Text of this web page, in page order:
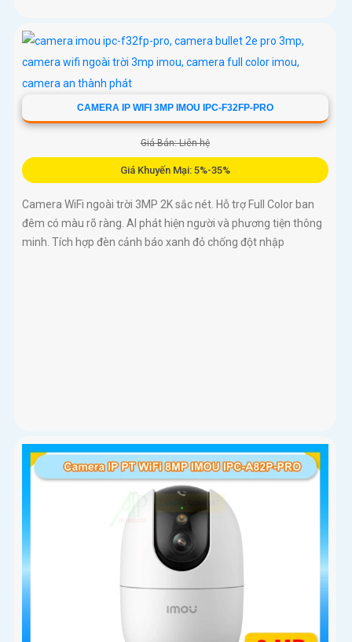
CAMERA IP WIFI 3MP IMOU IPC-F32FP-PRO
Giá Bán: Liên hệ
Giá Khuyến Mại: 5%-35%
Camera WiFi ngoài trời 3MP 2K sắc nét. Hỗ trợ Full Color ban
đêm có màu rõ ràng. AI phát hiện người và phương tiện thông
minh. Tích hợp đèn cảnh báo xanh đỏ chống đột nhập